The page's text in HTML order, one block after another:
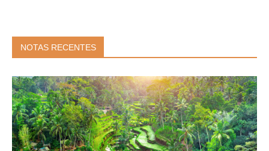
NOTAS RECENTES